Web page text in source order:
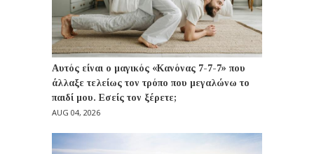
Αυτός είναι ο μαγικός «Κανόνας 7-7-7» που
άλλαξε τελείως τον τρόπο που μεγαλώνω το
παιδί μου. Εσείς τον ξέρετε;
AUG 04, 2026